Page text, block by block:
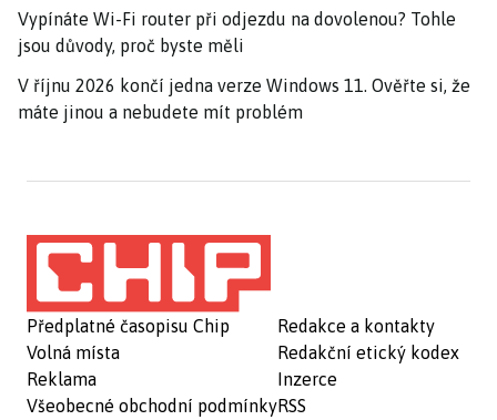
Vypínáte Wi-Fi router při odjezdu na dovolenou? Tohle
jsou důvody, proč byste měli
V říjnu 2026 končí jedna verze Windows 11. Ověřte si, že
máte jinou a nebudete mít problém
Předplatné časopisu Chip
Volná místa
Reklama
Všeobecné obchodní podmínky
Redakce a kontakty
Redakční etický kodex
Inzerce
RSS